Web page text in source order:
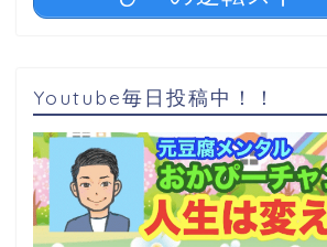
Youtube毎日投稿中！！